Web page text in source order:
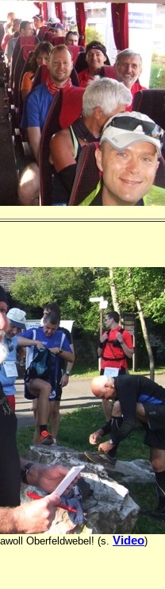
Oberfeldwebel! (s. Video)